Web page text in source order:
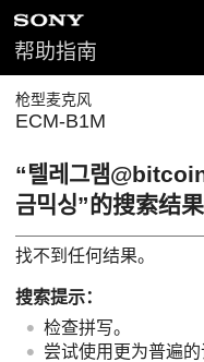
帮助指南
枪型麦克风
ECM-B1M
“텔레그램
금믹싱”的搜索结果
找不到任何结果。
搜索提示：
检查拼写。
尝试使用更为普遍的